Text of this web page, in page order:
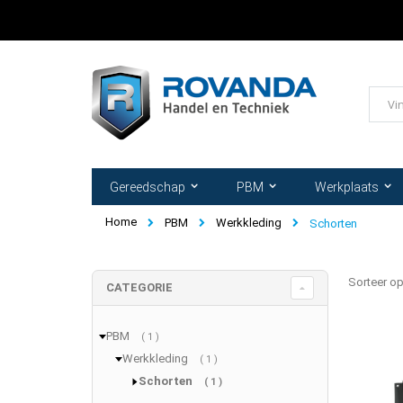
inhoud
Gereedschap PBM Werkplaats
Home PBM Werkkleding Schorten
CATEGORIE
PBM 1 product
Werkkleding 1 product
Schorten 1 product
Sorteer op